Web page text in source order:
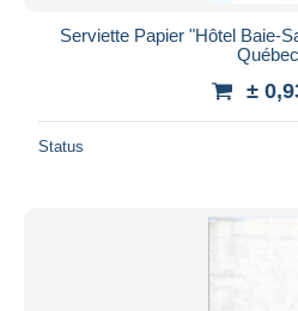
Serviette Papier "Hôtel Baie-
Québec
±
Status